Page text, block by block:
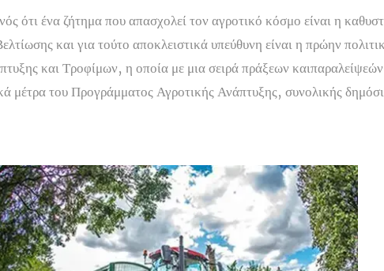
ότι ένα ζήτημα που απασχολεί τον αγροτικό κόσμο είναι η
και για τούτο αποκλειστικά υπεύθυνη είναι η πρώην
και Τροφίμων, η οποία με μια σειρά πράξεων
μέτρα του Προγράμματος Αγροτικής Ανάπτυξης, συνολικής